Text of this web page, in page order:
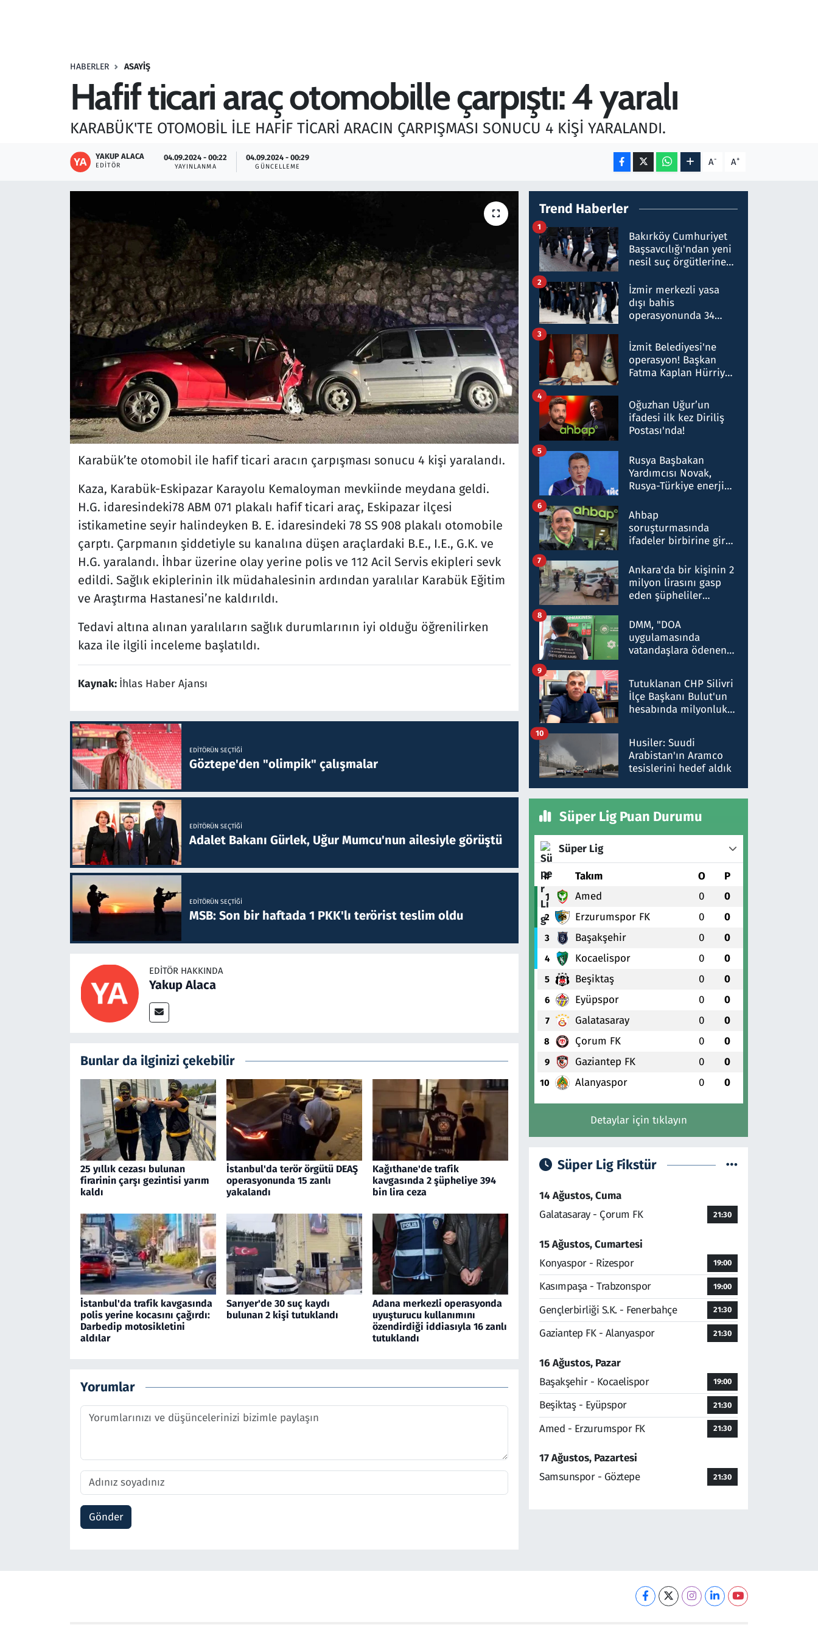
HABERLER ASAYIŞ
Hafif ticari araç otomobille çarpıştı: 4 yaralı
KARABÜK'TE OTOMOBİL İLE HAFİF TİCARİ ARACIN ÇARPIŞMASI SONUCU 4 KİŞİ YARALANDI.
YAKUP ALACA
EDITÖR
04.09.2024 - 00:22
YAYINLANMA
04.09.2024 - 00:29
GÜNCELLEME A- A+
Karabük’te otomobil ile hafif ticari aracın çarpışması sonucu 4 kişi yaralandı.
Kaza, Karabük-Eskipazar Karayolu Kemaloyman mevkiinde meydana geldi.
H.G. idaresindeki78 ABM 071 plakalı hafif ticari araç, Eskipazar ilçesi
istikametine seyir halindeyken B. E. idaresindeki 78 SS 908 plakalı otomobile
çarptı. Çarpmanın şiddetiyle su kanalına düşen araçlardaki B.E., I.E., G.K. ve
H.G. yaralandı. İhbar üzerine olay yerine polis ve 112 Acil Servis ekipleri sevk
edildi. Sağlık ekiplerinin ilk müdahalesinin ardından yaralılar Karabük Eğitim
ve Araştırma Hastanesi’ne kaldırıldı.
Tedavi altına alınan yaralıların sağlık durumlarının iyi olduğu öğrenilirken
kaza ile ilgili inceleme başlatıldı.
Kaynak: İhlas Haber Ajansı
EDITÖRÜN SEÇTIĞI
Göztepe'den "olimpik" çalışmalar
EDITÖRÜN SEÇTIĞI
Adalet Bakanı Gürlek, Uğur Mumcu'nun ailesiyle görüştü
EDITÖRÜN SEÇTIĞI
MSB: Son bir haftada 1 PKK'lı terörist teslim oldu
EDITÖR HAKKINDA
Yakup Alaca
Bunlar da ilginizi çekebilir
25 yıllık cezası bulunan
firarinin çarşı gezintisi yarım
kaldı
İstanbul'da terör örgütü DEAŞ
operasyonunda 15 zanlı
yakalandı
Kağıthane'de trafik
kavgasında 2 şüpheliye 394
bin lira ceza
İstanbul'da trafik kavgasında
polis yerine kocasını çağırdı:
Darbedip motosikletini
aldılar
Sarıyer'de 30 suç kaydı
bulunan 2 kişi tutuklandı
Adana merkezli operasyonda
uyuşturucu kullanımını
özendirdiği iddiasıyla 16 zanlı
tutuklandı
Yorumlar
Gönder
Trend Haberler
Bakırköy Cumhuriyet
Başsavcılığı'ndan yeni
nesil suç örgütlerine
hakkında gözaltı kararı
1
İzmir merkezli yasa
dışı bahis
operasyonunda 34
Milyar liralık para
trafiği tespit edildi
2
İzmit Belediyesi'ne
operasyon! Başkan
Fatma Kaplan Hürriyet
3
Oğuzhan Uğur’un
ifadesi ilk kez Diriliş
Postası'nda!
4
Rusya Başbakan
Yardımcısı Novak,
Rusya-Türkiye enerji
nitelikte olduğunu
belirtti
5
Ahbap
soruşturmasında
ifadeler birbirine girdi:
ifadelerinden ortaya
çıkan tablo şok etti
6
Ankara'da bir kişinin 2
milyon lirasını gasp
eden şüpheliler
7
DMM, "DOA
uygulamasında
vatandaşlara ödenen
düşürüldüğü" iddiasını
yalanladı
8
Tutuklanan CHP Silivri
İlçe Başkanı Bulut'un
hesabında milyonluk
talimat verdi, ben
gönderdim
9
Husiler: Suudi
Arabistan'ın Aramco
tesislerini hedef aldık
10
Süper Lig Puan Durumu
Süper Lig
# Takım O P
1 Amed 0 0
2 Erzurumspor FK 0 0
3 Başakşehir 0 0
4 Kocaelispor 0 0
5 Beşiktaş 0 0
6 Eyüpspor 0 0
7 Galatasaray 0 0
8 Çorum FK 0 0
9 Gaziantep FK 0 0
10 Alanyaspor 0 0
Detaylar için tıklayın
Süper Lig Fikstür
14 Ağustos, Cuma
Galatasaray - Çorum FK
21:30
15 Ağustos, Cumartesi
Konyaspor - Rizespor
19:00
Kasımpaşa - Trabzonspor 19:00
Gençlerbirliği S.K. - Fenerbahçe 21:30
Gaziantep FK - Alanyaspor 21:30
16 Ağustos, Pazar
Başakşehir - Kocaelispor
19:00
Beşiktaş - Eyüpspor 21:30
Amed - Erzurumspor FK 21:30
17 Ağustos, Pazartesi
Samsunspor - Göztepe
21:30
Savunma Sanayi
Seçim 2023